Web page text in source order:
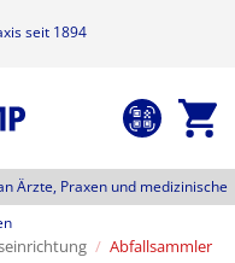
seit 1894
Ärzte, Praxen und medizinische
/ Abfallsammler